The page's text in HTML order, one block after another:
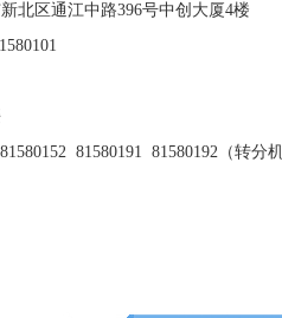
区通江中路396号中创大厦4楼
81580191 81580192 （转分